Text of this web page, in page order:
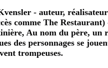
- auteur,
comme The
Au nom du père, un
des personnages se
trompeuses.